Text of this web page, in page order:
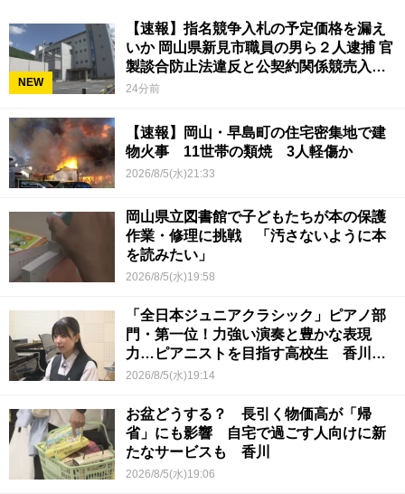
NEW
【速報】指名競争入札の予定価格を漏え
いか 岡山県新見市職員の男ら２人逮捕 官
製談合防止法違反と公契約関係競売入札
妨害の疑い
24分前
【速報】岡山・早島町の住宅密集地で建
物火事 11世帯の類焼 3人軽傷か
2026/8/5(水)21:33
岡山県立図書館で子どもたちが本の保護
作業・修理に挑戦 「汚さないように本
を読みたい」
2026/8/5(水)19:58
「全日本ジュニアクラシック」ピアノ部
門・第一位！力強い演奏と豊かな表現
力…ピアニストを目指す高校生 香川
【青春のキセキ】
2026/8/5(水)19:14
お盆どうする？ 長引く物価高が「帰
省」にも影響 自宅で過ごす人向けに新
たなサービスも 香川
2026/8/5(水)19:06